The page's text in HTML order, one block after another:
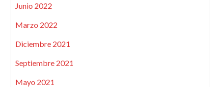
Junio 2022
Marzo 2022
Diciembre 2021
Septiembre 2021
Mayo 2021